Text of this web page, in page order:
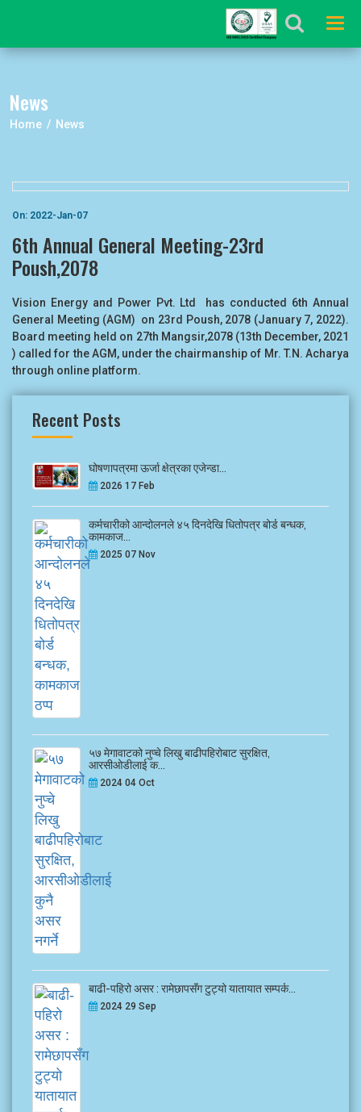
News
Home / News
On: 2022-Jan-07
6th Annual General Meeting-23rd
Poush,2078
Vision Energy and Power Pvt. Ltd has conducted 6th Annual
General Meeting (AGM) on 23rd Poush, 2078 (January 7, 2022).
Board meeting held on 27th Mangsir,2078 (13th December, 2021
) called for the AGM, under the chairmanship of Mr. T.N. Acharya
through online platform.
Recent Posts
घोषणापत्रमा ऊर्जा क्षेत्रका एजेन्डा...
2026 17 Feb
कर्मचारीको आन्दोलनले ४५ दिनदेखि धितोपत्र बोर्ड बन्धक,
कामकाज...
2025 07 Nov
५७ मेगावाटको नुप्चे लिखु बाढीपहिरोबाट सुरक्षित,
आरसीओडीलाई क...
2024 04 Oct
बाढी-पहिरो असर : रामेछापसँग टुट्यो यातायात सम्पर्क...
2024 29 Sep